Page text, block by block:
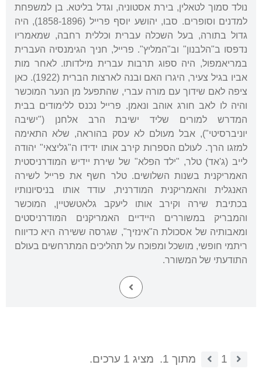
נולד סמוך לטאלין, בירת אסטוניה, וגדל בליטא. בן למשפחת
למדנים וסופרים. סבו, יהושע יוסף פרייל (1858-1896), היה
גדול בתורה, בעל השכלה עברית וכללית רחבה, שמאמריו
נדפסו ב"הלבנון" וב"המליץ". פרייל, חניך הגימנסיה העברית
במריאמפול, היה ספוג תרבות עברית מילדותו. לאחר מות
אביו בגיל צעיר, היגרו האם ובנה לארצות הברית (1922). כאן
ציפה לאם שידוך עם מורה עברי, שהתפעל מן הנער המוכשר
והיה לו לאב חורג אוהב ונאמן. פרייל נכנס ללימודים בבית
המדרש למורים שליד ישיבת הרב אלחנן ("ישיבה
יוניברסיטי"), אבל מעולם לא עסק בהוראה, שלא התאימה
למזגו הרך. לעולם הספרות קירב אותו ידידו ה"גליצאי" יהודה
לייב (ג'אד) טלר, "ילד הפלא" של שירת יידיש המודרניסטית
האמריקנית בשנות השלושים. טלר חשף את פרייל לשירה
האנגלית והאמריקנית המודרנית, עודד אותו בניסיונותיו
בכתיבת שירה וקירב אותו ליעקב גלאטשטיין, המוכשר
והמבריק במשוררים היידיים האמריקנים המודרניסטים
ומאבותיה של אסכולת ה"אינזיך", שגרסה ששירה היא כדיווח
ריתמי חופשי, מושכל ומפוכח על תהליכים המתרחשים בעולם
התודעתי של המשורר.
1 מתוך 1. מציג 1 ערכים.